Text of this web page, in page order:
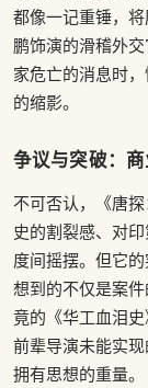
都像一记重锤，
鹏饰演的滑稽外
家危亡的消息时
的缩影。
争议与突破：
不可否认，《唐
史的割裂感、对
度间摇摆。但它
想到的不仅是案
竟的《华工血泪
前辈导演未能实
拥有思想的重量。